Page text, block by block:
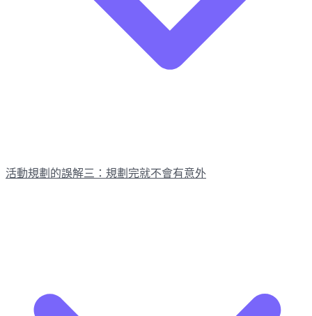
活動規劃的誤解三：規劃完就不會有意外